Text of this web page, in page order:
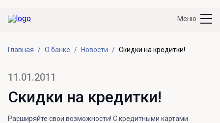
Меню
Главная О банке Новости Скидки на кредитки!
11.01.2011
Скидки на кредитки!
Расширяйте свои возможности! С кредитными картами